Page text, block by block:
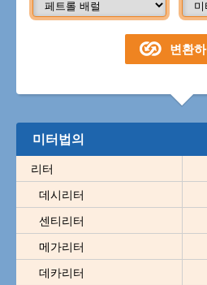
미터법의
리터
데시리터
센티리터
메가리터
데카리터